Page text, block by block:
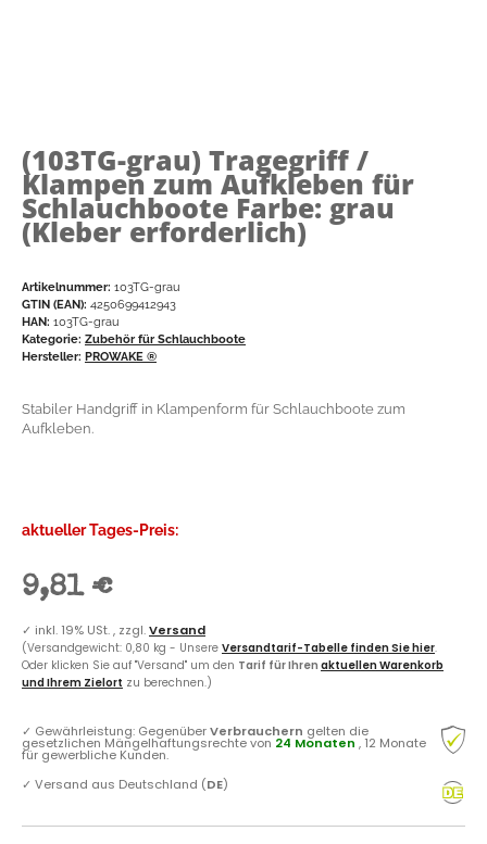
(103TG-grau) Tragegriff /
Klampen zum Aufkleben für
Schlauchboote Farbe: grau
(Kleber erforderlich)
Artikelnummer: 103TG-grau
GTIN (EAN): 4250699412943
HAN: 103TG-grau
Kategorie: Zubehör für Schlauchboote
Hersteller: PROWAKE ®
Stabiler Handgriff in Klampenform für Schlauchboote zum
Aufkleben.
aktueller Tages-Preis:
9,81 €
✓ inkl. 19% USt. , zzgl.Versand
(Versandgewicht: 0,80 kg - Unsere Versandtarif-Tabelle finden Sie hier.
Oder klicken Sie auf "Versand" um den Tarif für Ihren aktuellen Warenkorb
und Ihrem Zielort zu berechnen.)
✓ Gewährleistung: GegenüberVerbrauchern gelten die
gesetzlichen Mängelhaftungsrechte von 24 Monaten , 12 Monate
für gewerbliche Kunden.
✓ Versand aus Deutschland (DE)